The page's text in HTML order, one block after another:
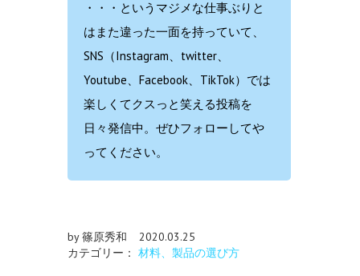
・・・というマジメな仕事ぶりと
はまた違った一面を持っていて、
SNS（Instagram、twitter、
Youtube、Facebook、TikTok）では
楽しくてクスっと笑える投稿を
日々発信中。ぜひフォローしてや
ってください。
by 篠原秀和
2020.03.25
カテゴリー： 材料、製品の選び方